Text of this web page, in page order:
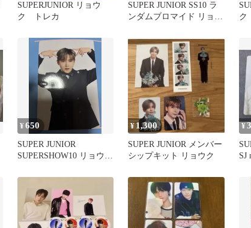
SUPERJUNIOR リョウ
ク トレカ
SUPER JUNIOR SS10 ラ
ンダムブロマイド リョウ
ク
¥650
SUPER JUNIOR
SUPERSHOW10 リョウク
¥1,300
SUPER JUNIOR メンバー
シップキット リョウク
¥
SJ